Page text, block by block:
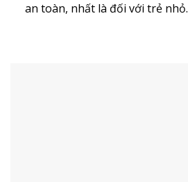
an toàn, nhất là đối với trẻ nhỏ.